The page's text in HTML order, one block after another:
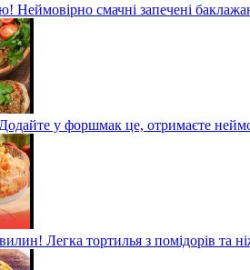
Неймовірно смачні запечені
у форшмак це, отримаєте
Легка тортилья з помідорів та